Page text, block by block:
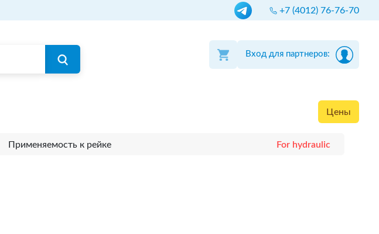
+7 (4012) 76-76-70
Вход для партнеров:
Цены
Применяемость к рейке For hydraulic